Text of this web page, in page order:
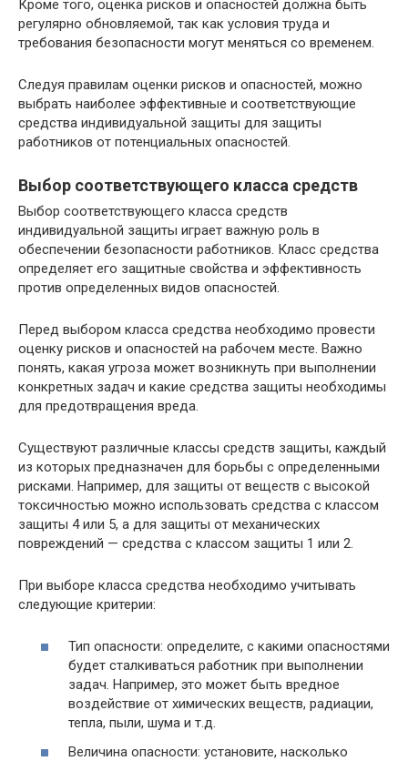
Кроме того, оценка рисков и опасностей должна быть
регулярно обновляемой, так как условия труда и
требования безопасности могут меняться со временем.
Следуя правилам оценки рисков и опасностей, можно
выбрать наиболее эффективные и соответствующие
средства индивидуальной защиты для защиты
работников от потенциальных опасностей.
Выбор соответствующего класса средств
Выбор соответствующего класса средств
индивидуальной защиты играет важную роль в
обеспечении безопасности работников. Класс средства
определяет его защитные свойства и эффективность
против определенных видов опасностей.
Перед выбором класса средства необходимо провести
оценку рисков и опасностей на рабочем месте. Важно
понять, какая угроза может возникнуть при выполнении
конкретных задач и какие средства защиты необходимы
для предотвращения вреда.
Существуют различные классы средств защиты, каждый
из которых предназначен для борьбы с определенными
рисками. Например, для защиты от веществ с высокой
токсичностью можно использовать средства с классом
защиты 4 или 5, а для защиты от механических
повреждений — средства с классом защиты 1 или 2.
При выборе класса средства необходимо учитывать
следующие критерии:
Тип опасности: определите, с какими опасностями
будет сталкиваться работник при выполнении
задач. Например, это может быть вредное
воздействие от химических веществ, радиации,
тепла, пыли, шума и т.д.
Величина опасности: установите, насколько